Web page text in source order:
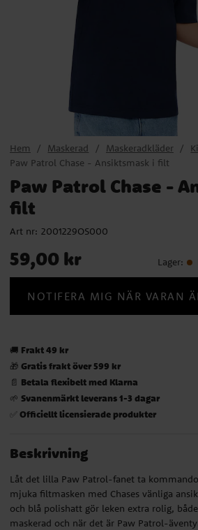
Hem Maskerad Maskeradkläder
Paw Patrol Chase - Ansiktsmask i filt
Paw Patrol Chase -
filt
Art nr: 2001229OS000
Pris: 59,00 kr
59,00 kr Lager:
NOTIFERA MIG NÄR VARAN
🚚 Frakt 49 kr
🎁 Gratis frakt över 599 kr
📄 Betala flexibelt med Klarna
🌱 Svanenmärkt leverans 1-3 dagar
✅ Officiellt licensierade produkter
Beskrivning
Låt det lilla Paw Patrol-fanet ta
mjuka filtmasken med Chases vänliga
och blå polishatt gör leken extra rolig,
maskerad och när det är Paw Patrol-